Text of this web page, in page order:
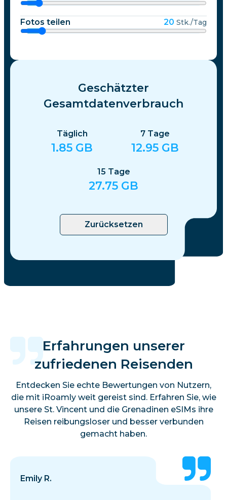
Fotos teilen 20 Stk./Tag
Geschätzter
Gesamtdatenverbrauch
Täglich
1.85 GB
7 Tage
12.95 GB
15 Tage
27.75 GB
Zurücksetzen
Erfahrungen unserer
zufriedenen Reisenden
Entdecken Sie echte Bewertungen von Nutzern,
die mit iRoamly weit gereist sind. Erfahren Sie, wie
unsere St. Vincent und die Grenadinen eSIMs ihre
Reisen reibungsloser und besser verbunden
gemacht haben.
Emily R.